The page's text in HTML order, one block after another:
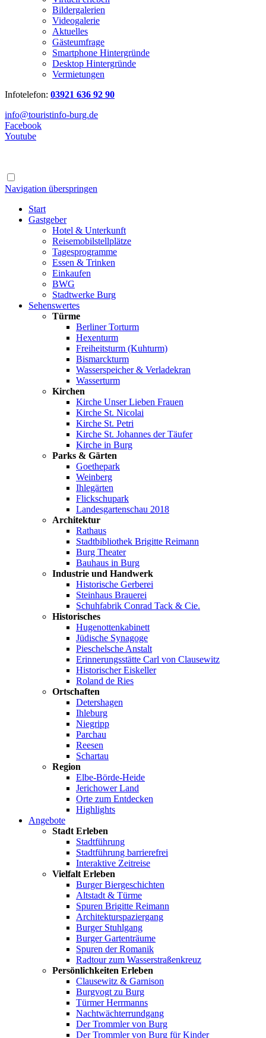
Bildergalerien
Videogalerie
Aktuelles
Gästeumfrage
Smartphone Hintergründe
Desktop Hintergründe
Vermietungen
Infotelefon: 03921 636 92 90
info@touristinfo-burg.de
Facebook
Youtube
Navigation überspringen
Start
Gastgeber
Hotel & Unterkunft
Reisemobilstellplätze
Tagesprogramme
Essen & Trinken
Einkaufen
BWG
Stadtwerke Burg
Sehenswertes
Türme
Berliner Torturm
Hexenturm
Freiheitsturm (Kuhturm)
Bismarckturm
Wasserspeicher & Verladekran
Wasserturm
Kirchen
Kirche Unser Lieben Frauen
Kirche St. Nicolai
Kirche St. Petri
Kirche St. Johannes der Täufer
Kirche in Burg
Parks & Gärten
Goethepark
Weinberg
Ihlegärten
Flickschupark
Landesgartenschau 2018
Architektur
Rathaus
Stadtbibliothek Brigitte Reimann
Burg Theater
Bauhaus in Burg
Industrie und Handwerk
Historische Gerberei
Steinhaus Brauerei
Schuhfabrik Conrad Tack & Cie.
Historisches
Hugenottenkabinett
Jüdische Synagoge
Pieschelsche Anstalt
Erinnerungsstätte Carl von Clausewitz
Historischer Eiskeller
Roland de Ries
Ortschaften
Detershagen
Ihleburg
Niegripp
Parchau
Reesen
Schartau
Region
Elbe-Börde-Heide
Jerichower Land
Orte zum Entdecken
Highlights
Angebote
Stadt Erleben
Stadtführung
Stadtführung barrierefrei
Interaktive Zeitreise
Vielfalt Erleben
Burger Biergeschichten
Altstadt & Türme
Spuren Brigitte Reimann
Architekturspaziergang
Burger Stuhlgang
Burger Gartenträume
Spuren der Romanik
Radtour zum Wasserstraßenkreuz
Persönlichkeiten Erleben
Clausewitz & Garnison
Burgvogt zu Burg
Türmer Herrmanns
Nachtwächterrundgang
Der Trommler von Burg
Der Trommler von Burg für Kinder